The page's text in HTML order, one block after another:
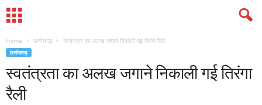
Home छत्तीसगढ़ स्वतंत्रता का अलख जगाने निकाली गई तिरंगा रैली
छत्तीसगढ़
स्वतंत्रता का अलख जगाने निकाली गई तिरंगा
रैली